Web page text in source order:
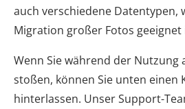
auch verschiedene Datentypen,
Migration großer Fotos geeignet
Wenn Sie während der Nutzung
stoßen, können Sie unten einen
hinterlassen. Unser Support-